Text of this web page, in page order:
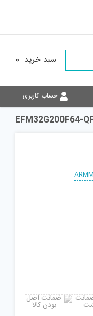
سبد خرید 0
حساب کاربری
EFM32G200F64-